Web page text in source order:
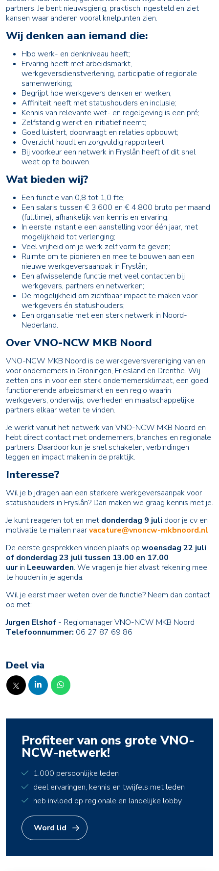
partners. Je bent nieuwsgierig, praktisch ingesteld en ziet
kansen waar anderen vooral knelpunten zien.
Wij denken aan iemand die:
Hbo werk- en denkniveau heeft;
Ervaring heeft met arbeidsmarkt,
werkgeversdienstverlening, participatie of regionale
samenwerking;
Begrijpt hoe werkgevers denken en werken;
Affiniteit heeft met statushouders en inclusie;
Kennis van relevante wet- en regelgeving is een pré;
Zelfstandig werkt en initiatief neemt;
Goed luistert, doorvraagt en relaties opbouwt;
Overzicht houdt en zorgvuldig rapporteert;
Bij voorkeur een netwerk in Fryslân heeft of dit snel
weet op te bouwen.
Wat bieden wij?
Een functie van 0,8 tot 1,0 fte;
Een salaris tussen € 3.600 en € 4.800 bruto per maand
(fulltime), afhankelijk van kennis en ervaring;
In eerste instantie een aanstelling voor één jaar, met
mogelijkheid tot verlenging;
Veel vrijheid om je werk zelf vorm te geven;
Ruimte om te pionieren en mee te bouwen aan een
nieuwe werkgeversaanpak in Fryslân;
Een afwisselende functie met veel contacten bij
werkgevers, partners en netwerken;
De mogelijkheid om zichtbaar impact te maken voor
werkgevers én statushouders;
Een organisatie met een sterk netwerk in Noord-
Nederland.
Over VNO-NCW MKB Noord
VNO-NCW MKB Noord is de werkgeversvereniging van en
voor ondernemers in Groningen, Friesland en Drenthe. Wij
zetten ons in voor een sterk ondernemersklimaat, een goed
functionerende arbeidsmarkt en een regio waarin
werkgevers, onderwijs, overheden en maatschappelijke
partners elkaar weten te vinden.
Je werkt vanuit het netwerk van VNO-NCW MKB Noord en
hebt direct contact met ondernemers, branches en regionale
partners. Daardoor kun je snel schakelen, verbindingen
leggen en impact maken in de praktijk.
Interesse?
Wil je bijdragen aan een sterkere werkgeversaanpak voor
statushouders in Fryslân? Dan maken we graag kennis met je.
Je kunt reageren tot en met donderdag 9 juli door je cv en
motivatie te mailen naarvacature@vnoncw-mkbnoord.nl
De eerste gesprekken vinden plaats op woensdag 22 juli
of donderdag 23 juli tussen 13.00 en 17.00
uurin Leeuwarden. We vragen je hier alvast rekening mee
te houden in je agenda.
Wil je eerst meer weten over de functie? Neem dan contact
op met:
Jurgen Elshof - Regiomanager VNO-NCW MKB Noord
Telefoonnummer: 06 27 87 69 86
Deel via
Profiteer van ons grote VNO-
NCW-netwerk!
1.000 persoonlijke leden
deel ervaringen, kennis en twijfels met leden
heb invloed op regionale en landelijke lobby
Word lid